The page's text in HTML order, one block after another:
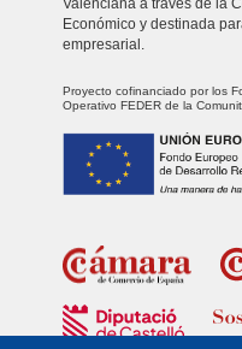
Valenciana a través de la
Económico y destinada
empresarial.
Proyecto cofinanciado por los
Operativo FEDER de la